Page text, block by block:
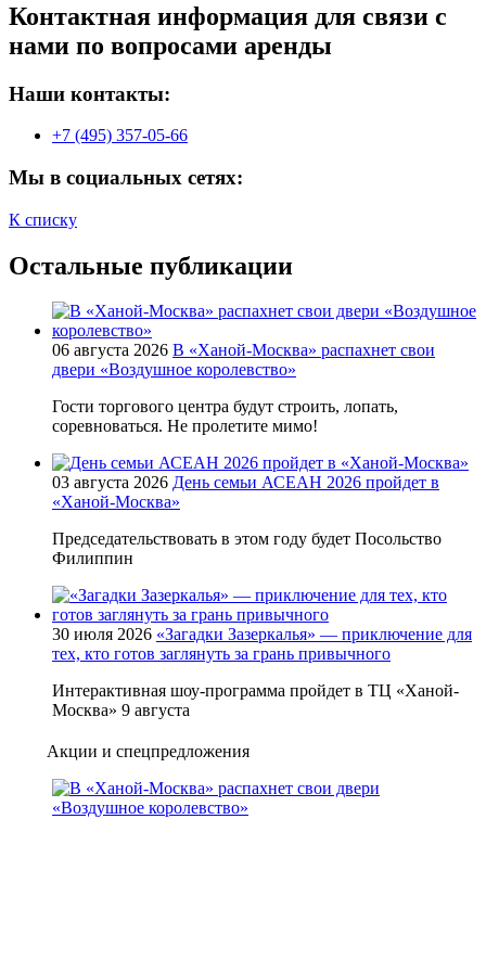
Контактная информация для связи с
нами по вопросами аренды
Наши контакты:
+7 (495) 357-05-66
Мы в социальных сетях:
К списку
Остальные публикации
06 августа 2026 В «Ханой-Москва» распахнет свои
двери «Воздушное королевство»
Гости торгового центра будут строить, лопать,
соревноваться. Не пролетите мимо!
03 августа 2026 День семьи АСЕАН 2026 пройдет в
«Ханой-Москва»
Председательствовать в этом году будет Посольство
Филиппин
30 июля 2026 «Загадки Зазеркалья» — приключение для
тех, кто готов заглянуть за грань привычного
Интерактивная шоу-программа пройдет в ТЦ «Ханой-
Москва» 9 августа
Акции и спецпредложения